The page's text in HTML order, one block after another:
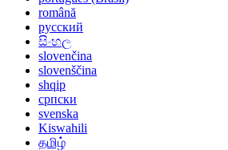
română
русский
සිංහල
slovenčina
slovenščina
shqip
српски
svenska
Kiswahili
தமிழ்